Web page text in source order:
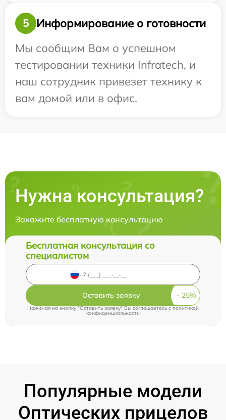
5
Информирование о готовности
Мы сообщим Вам о успешном
тестировании техники Infratech, и
наш сотрудник привезет технику к
вам домой или в офис.
Нужна консультация?
Закажите бесплатную консультацию
Бесплатная консультация со
специалистом
Оставить заявку
Нажимая на кнопку "Оставить заявку" Вы соглашаетесь c политикой
конфиденциальности
Популярные модели
Оптических прицелов